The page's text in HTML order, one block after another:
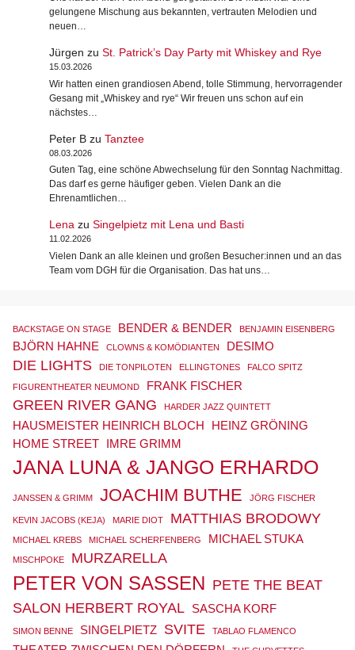
gelungene Mischung aus bekannten, vertrauten Melodien und
neuen…
Jürgen zu St. Patrick’s Day Party mit Whiskey and Rye
15.03.2026
Wir hatten einen grandiosen Abend, tolle Stimmung, hervorragender
Gesang mit „Whiskey and rye“ Wir freuen uns schon auf ein
nächstes…
Peter Bzu Tanztee
08.03.2026
Guten Tag, eine schöne Abwechselung für den Sonntag Nachmittag.
Das darf es gerne häufiger geben. Vielen Dank an die
Ehrenamtlichen…
Lena zu Singelpietz mit Lena und Basti
11.02.2026
Vielen Dank an alle kleinen und großen Besucher:innen und an das
Team vom DGH für die Organisation. Das hat uns…
BACKSTAGE ON STAGE BENDER & BENDER BENJAMIN EISENBERG
BJÖRN HAHNE CLOWNS & KOMÖDIANTEN DESIMO
DIE LIGHTS DIE TONPILOTEN ELLINGTONES FALCO SPITZ
FIGURENTHEATER NEUMOND FRANK FISCHER
GREEN RIVER GANG HARDER JAZZ QUINTETT
HAUSMEISTER HEINRICH BLOCH
HEINZ GRÖNING
HOME STREET IMRE GRIMM
JANA LUNA & JANGO ERHARDO
JANSSEN & GRIMM JOACHIM BUTHE JÖRG FISCHER
KEVIN JACOBS (KEJA) MARIE DIOT MATTHIAS BRODOWY
MICHAEL KREBS MICHAEL SCHERFENBERG MICHAEL STUKA
MISCHPOKE MURZARELLA
PETER VON SASSEN PETE THE BEAT
SALON HERBERT ROYAL SASCHA KORF
SIMON BENNE SINGELPIETZ SVITE TABLAO FLAMENCO